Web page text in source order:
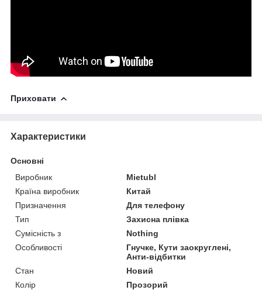
Приховати
Характеристики
Основні
Виробник
Mietubl
Країна виробник
Китай
Призначення
Для телефону
Тип
Захисна плівка
Сумісність з
Nothing
Особливості
Гнучке, Кути заокруглені,
Анти-відбитки
Стан
Новий
Колір
Прозорий